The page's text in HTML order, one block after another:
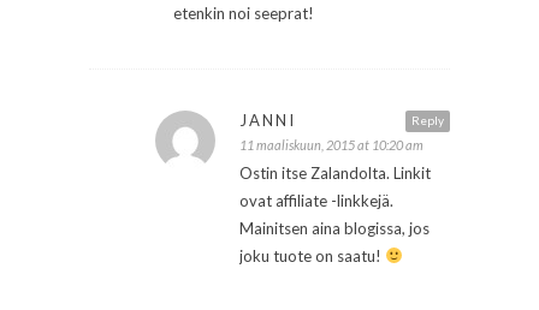
etenkin noi seeprat!
Reply
JANNI
11 maaliskuun, 2015 at 10:20 am
Ostin itse Zalandolta. Linkit
ovat affiliate -linkkejä.
Mainitsen aina blogissa, jos
joku tuote on saatu!